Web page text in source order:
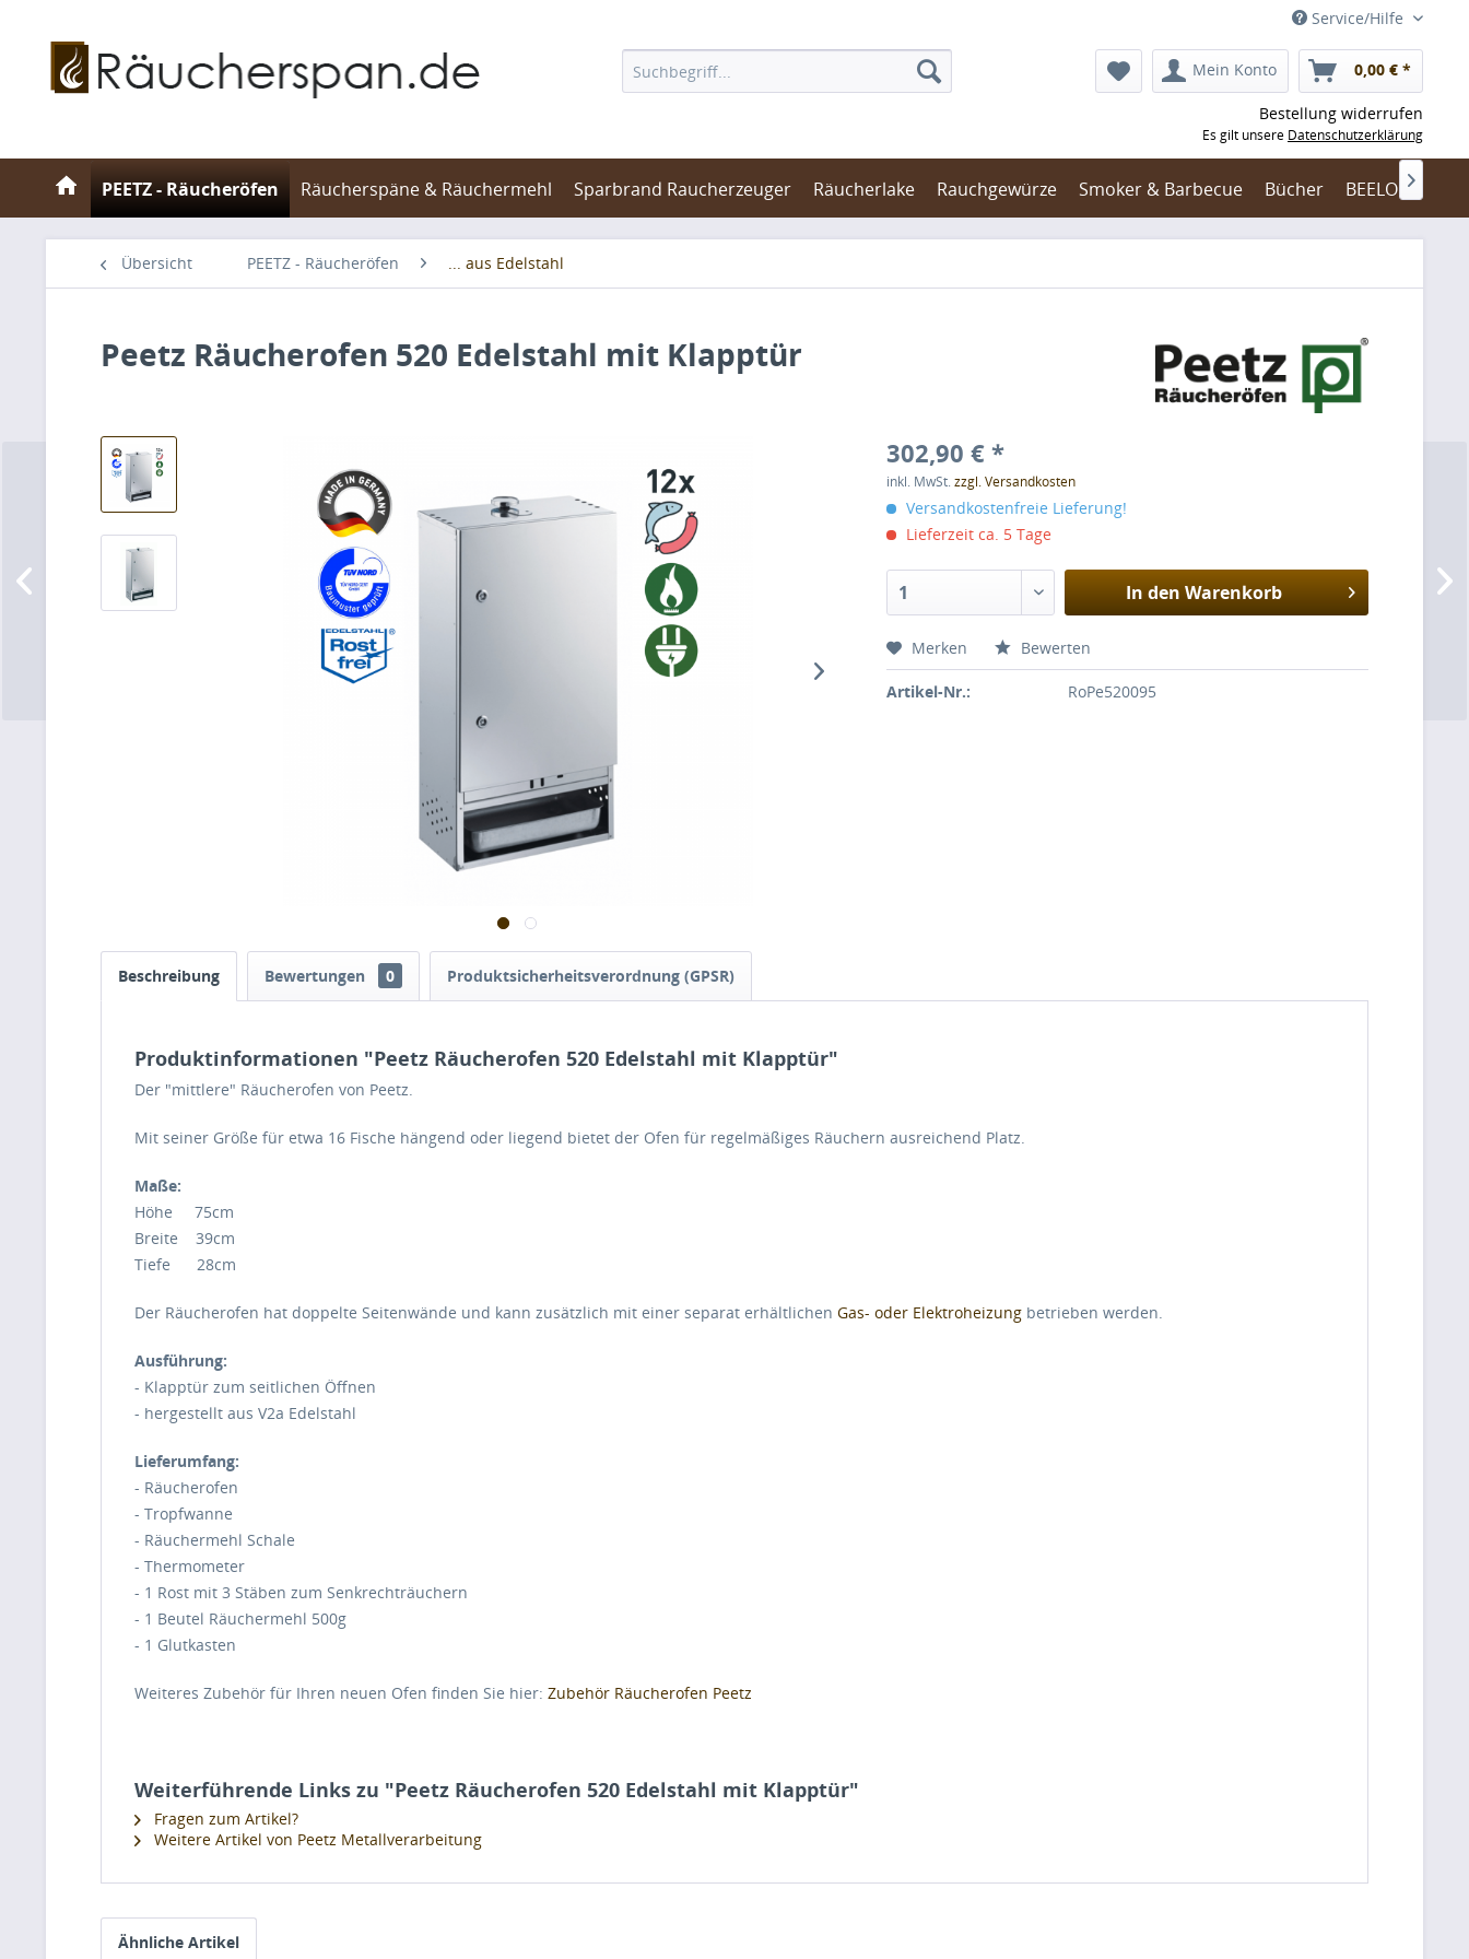
Service/Hilfe
Mein Konto 0,00 € *
Bestellung widerrufen
Es gilt unsere Datenschutzerklärung
PEETZ - Räucheröfen Räucherspäne & Räuchermehl Sparbrand Raucherzeuger Räucherlake Rauchgewürze Smoker & Barbecue Bücher BEELONIA

Übersicht PEETZ - Räucheröfen ... aus Edelstahl
Peetz Räucherofen 520 Edelstahl mit Klapptür
302,90 € *
inkl. MwSt.zzgl. Versandkosten
Versandkostenfreie Lieferung!
Lieferzeit ca. 5 Tage
In den Warenkorb
Merken Bewerten
Artikel-Nr.: RoPe520095
Beschreibung Bewertungen 0 Produktsicherheitsverordnung (GPSR)
Produktinformationen "Peetz Räucherofen 520 Edelstahl mit Klapptür"
Der "mittlere" Räucherofen von Peetz.
Mit seiner Größe für etwa 16 Fische hängend oder liegend bietet der Ofen für regelmäßiges Räuchern ausreichend Platz.
Maße:
Höhe 75cm
Breite 39cm
Tiefe 28cm
Der Räucherofen hat doppelte Seitenwände und kann zusätzlich mit einer separat erhältlichen Gas- oder Elektroheizung betrieben werden.
Ausführung:
- Klapptür zum seitlichen Öffnen
- hergestellt aus V2a Edelstahl
Lieferumfang:
- Räucherofen
- Tropfwanne
- Räuchermehl Schale
- Thermometer
- 1 Rost mit 3 Stäben zum Senkrechträuchern
- 1 Beutel Räuchermehl 500g
- 1 Glutkasten
Weiteres Zubehör für Ihren neuen Ofen finden Sie hier: Zubehör Räucherofen Peetz
Weiterführende Links zu "Peetz Räucherofen 520 Edelstahl mit Klapptür"
Fragen zum Artikel?
Weitere Artikel von Peetz Metallverarbeitung
Ähnliche Artikel